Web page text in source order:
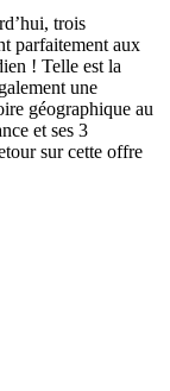
trois
parfaitement aux
! Telle est la
une
géographique au
et ses 3
sur cette offre